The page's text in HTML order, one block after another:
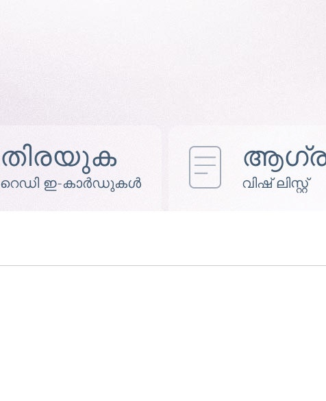
തിരയുക
റെഡി ഇ-കാർഡുകൾ വിഷ് ലിസ്റ്റ്